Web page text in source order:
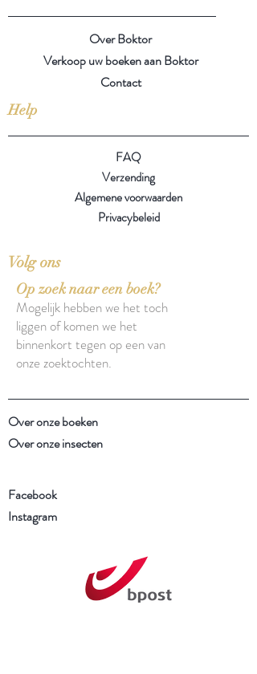
Over Boktor
Verkoop uw boeken aan Boktor
Contact
Help
FAQ
Verzending
Algemene voorwaarden
Privacybeleid
Volg ons
Op zoek naar een boek?
Mogelijk hebben we het toch
liggen of komen we het
binnenkort tegen op een van
onze zoektochten.
Over onze boeken
Over onze insecten
Facebook
Instagram